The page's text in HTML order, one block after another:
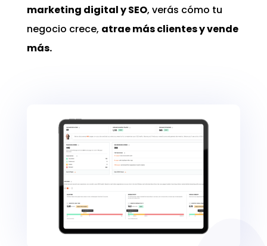
marketing digital y SEO, verás cómo tu
negocio crece, atrae más clientes y vende
más.